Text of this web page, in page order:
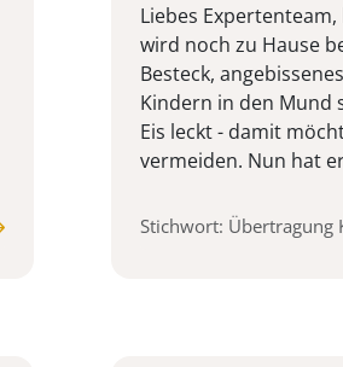
Liebes
wird noch zu Hause
Besteck,
Kindern in den Mund
Eis leckt - damit
vermeiden. Nun hat
Stichwort: Übertragung